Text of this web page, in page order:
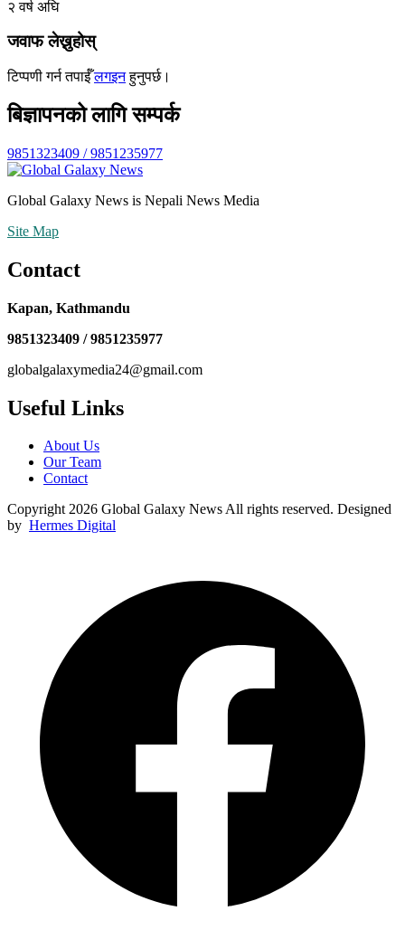
२ वर्ष अघि
जवाफ लेख्नुहोस्
टिप्पणी गर्न तपाईँलगइनहुनुपर्छ।
बिज्ञापनको लागि सम्पर्क
9851323409 / 9851235977
Global Galaxy News is Nepali News Media
Site Map
Contact
Kapan, Kathmandu
9851323409 / 9851235977
globalgalaxymedia24@gmail.com
Useful Links
About Us
Our Team
Contact
Copyright 2026 Global Galaxy News All rights reserved. Designed
by Hermes Digital